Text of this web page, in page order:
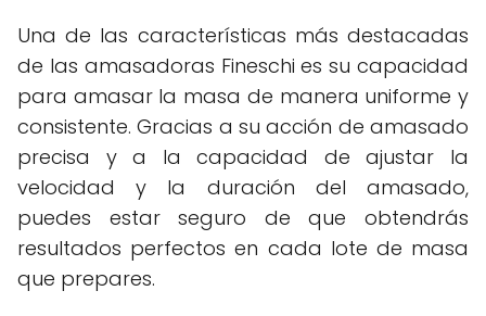
Una de las características más destacadas
de las amasadoras Fineschi es su capacidad
para amasar la masa de manera uniforme y
consistente. Gracias a su acción de amasado
precisa y a la capacidad de ajustar la
velocidad y la duración del amasado,
puedes estar seguro de que obtendrás
resultados perfectos en cada lote de masa
que prepares.